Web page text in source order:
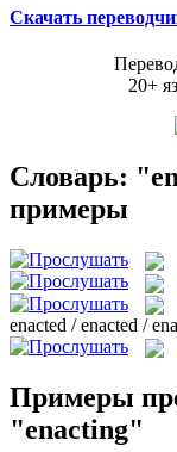
Скачать
20+
Словарь:
примеры
enacted / enacted /
Примеры
"enacting"